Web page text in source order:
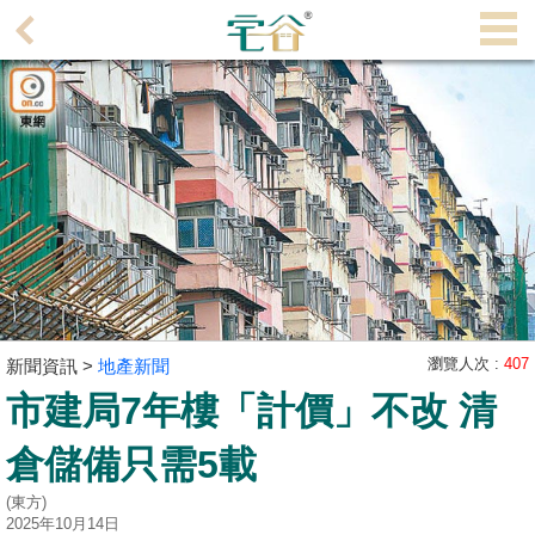
理
主
頁
搵
樓/
成
交
業
主
放
盤
宅
谷
新聞資訊 > 地產新聞 瀏覽人次 : 407
市建局7年樓「計價」不改 清
倉儲備只需5載
(東方)
2025年10月14日